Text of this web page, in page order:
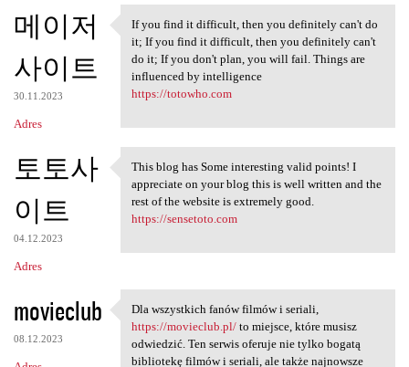
메이저
사이트
30.11.2023
Adres
If you find it difficult,
If you find it difficult, then you definitely can't do
it; If you find it difficult, then you definitely can't
do it; If you don't plan, you will fail. Things are
influenced by intelligence
https://totowho.com
토토사
이트
04.12.2023
Adres
This blog has Some
This blog has Some interesting valid points! I
appreciate on your blog this is well written and the
rest of the website is extremely good.
https://sensetoto.com
movieclub
08.12.2023
Dla wszystkich fanów filmów i
Dla wszystkich fanów filmów i seriali,
https://movieclub.pl/to miejsce, które musisz
odwiedzić. Ten serwis oferuje nie tylko bogatą
bibliotekę filmów i seriali, ale także najnowsze